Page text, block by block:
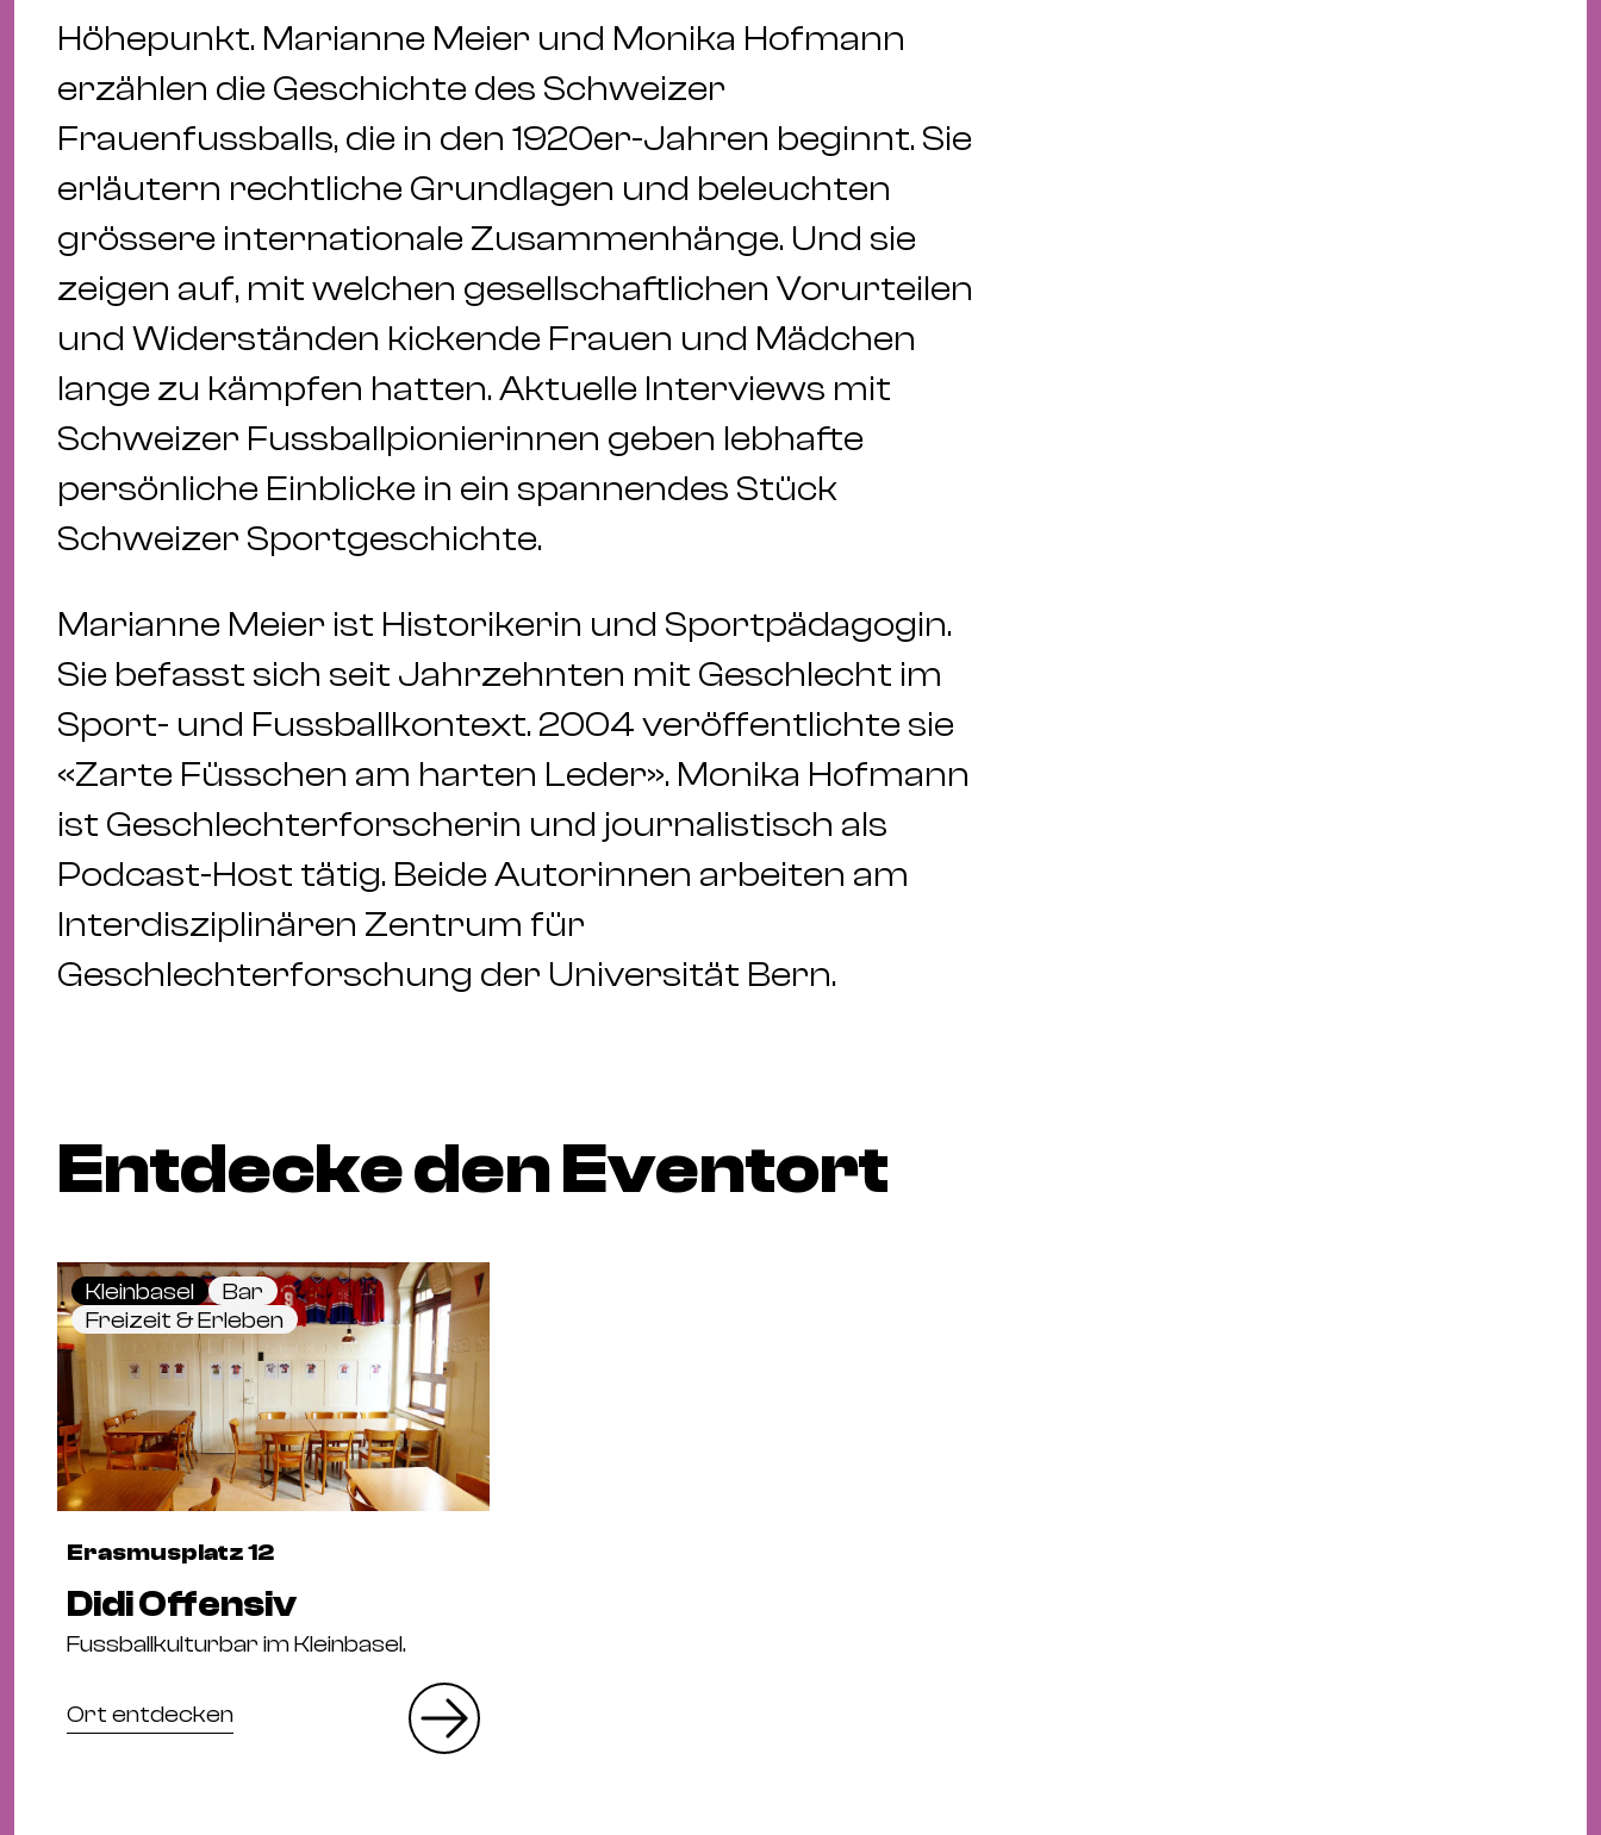
Höhepunkt. Marianne Meier und Monika Hofmann
erzählen die Geschichte des Schweizer
Frauenfussballs, die in den 1920er-Jahren beginnt. Sie
erläutern rechtliche Grundlagen und beleuchten
grössere internationale Zusammenhänge. Und sie
zeigen auf, mit welchen gesellschaftlichen Vorurteilen
und Widerständen kickende Frauen und Mädchen
lange zu kämpfen hatten. Aktuelle Interviews mit
Schweizer Fussballpionierinnen geben lebhafte
persönliche Einblicke in ein spannendes Stück
Schweizer Sportgeschichte.
Marianne Meier ist Historikerin und Sportpädagogin.
Sie befasst sich seit Jahrzehnten mit Geschlecht im
Sport- und Fussballkontext. 2004 veröffentlichte sie
«Zarte Füsschen am harten Leder». Monika Hofmann
ist Geschlechterforscherin und journalistisch als
Podcast-Host tätig. Beide Autorinnen arbeiten am
Interdisziplinären Zentrum für
Geschlechterforschung der Universität Bern.
Entdecke den Eventort
Kleinbasel
Bar
Freizeit & Erleben
Erasmusplatz 12
Didi Offensiv
Fussballkulturbar im Kleinbasel.
Ort entdecken